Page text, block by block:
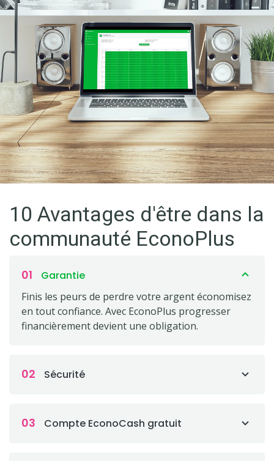
10 Avantages d'être dans la
communauté EconoPlus
01 Garantie
Finis les peurs de perdre votre argent économisez
en tout confiance. Avec EconoPlus progresser
financièrement devient une obligation.
02 Sécurité
03 Compte EconoCash gratuit